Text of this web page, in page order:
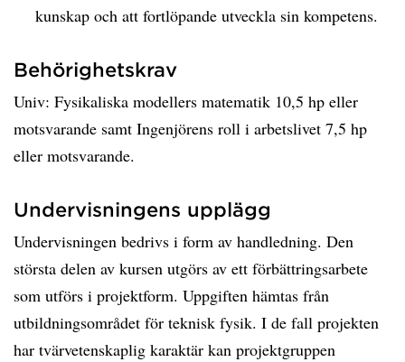
kunskap och att fortlöpande utveckla sin kompetens.
Behörighetskrav
Univ: Fysikaliska modellers matematik 10,5 hp eller
motsvarande samt Ingenjörens roll i arbetslivet 7,5 hp
eller motsvarande.
Undervisningens upplägg
Undervisningen bedrivs i form av handledning. Den
största delen av kursen utgörs av ett förbättringsarbete
som utförs i projektform. Uppgiften hämtas från
utbildningsområdet för teknisk fysik. I de fall projekten
har tvärvetenskaplig karaktär kan projektgruppen